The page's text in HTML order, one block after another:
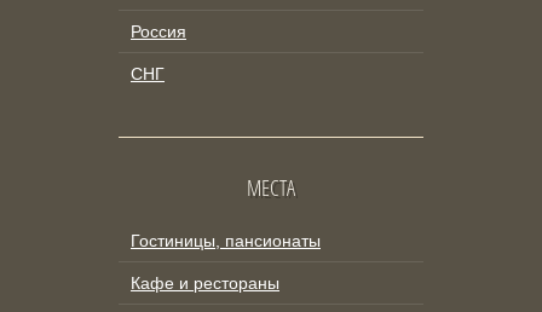
Россия
СНГ
МЕСТА
Гостиницы, пансионаты
Кафе и рестораны